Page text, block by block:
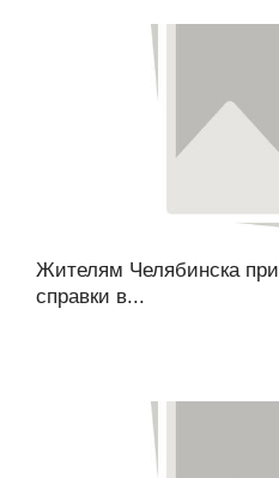
Жителям Челябинска
справки в...